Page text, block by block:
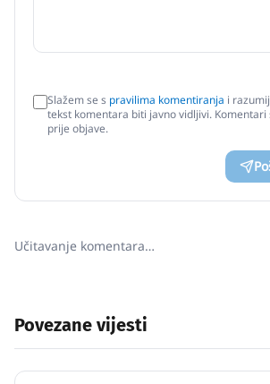
Slažem se s pravilima komentiranja i
tekst komentara biti javno vidljivi.
prije objave.
Učitavanje komentara…
Povezane vijesti